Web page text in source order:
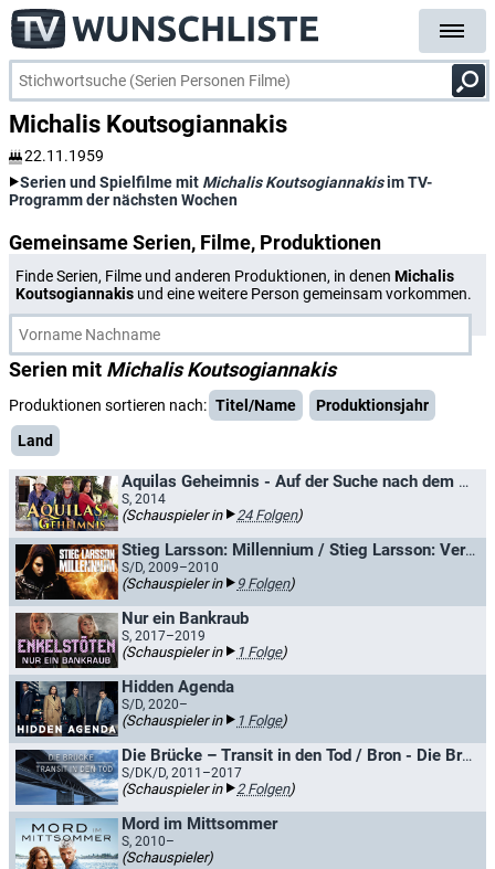
Michalis Koutsogiannakis
22.11.1959
Serien und Spielfilme mit Michalis Koutsogiannakisim TV-
Programm der nächsten Wochen
Gemeinsame Serien, Filme, Produktionen
Finde Serien, Filme und anderen Produktionen, in denen Michalis
Koutsogiannakis und eine weitere Person gemeinsam vorkommen.
Serien mit Michalis Koutsogiannakis
Produktionen sortieren nach: Titel/Name
Produktionsjahr
Land
Aquilas Geheimnis - Auf der Suche nach dem Piratenschatz / The Lost Treasure of Aquila
S, 2014
(Schauspieler in 24 Folgen)
Stieg Larsson: Millennium / Stieg Larsson: Verdamnis
S/D, 2009–2010
(Schauspieler in 9 Folgen)
Nur ein Bankraub
S, 2017–2019
(Schauspieler in 1 Folge)
Hidden Agenda
S/D, 2020–
(Schauspieler in 1 Folge)
Die Brücke – Transit in den Tod / Bron - Die Brücke
S/DK/D, 2011–2017
(Schauspieler in 2 Folgen)
Mord im Mittsommer
S, 2010–
(Schauspieler)